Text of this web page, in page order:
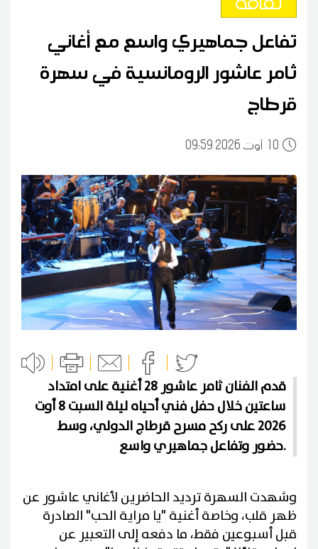
تفاعل جماهيري واسع مع أغاني
ثامر عاشور الرومانسية في سهرة
قرطاج
10 09:59 2026 أوت
قدم الفنان ثامر عاشور 28 أغنية على امتداد
ساعتين خلال حفل فني أحياه ليلة السبت 8 أوت
2026 على ركح مسرح قرطاج الدولي، وسط
حضور وتفاعل جماهيري واسع.
وشهدت السهرة ترديد الحاضرين لأغاني عاشور عن
ظهر قلب، وخاصة أغنية "يا مراية الحب" الصادرة
قبل أسبوعين فقط، ما دفعه إلى التعبير عن